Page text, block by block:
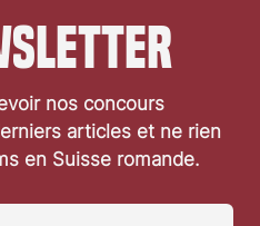
nos concours
articles et ne rien
en Suisse romande.